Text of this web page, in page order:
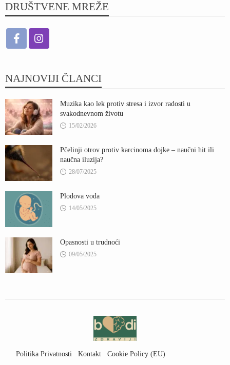
DRUŠTVENE MREŽE
NAJNOVIJI ČLANCI
Muzika kao lek protiv stresa i izvor radosti u
svakodnevnom životu
15/02/2026
Pčelinji otrov protiv karcinoma dojke – naučni hit ili
naučna iluzija?
28/07/2025
Plodova voda
14/05/2025
Opasnosti u trudnoći
09/05/2025
Politika Privatnosti Kontakt Cookie Policy (EU)